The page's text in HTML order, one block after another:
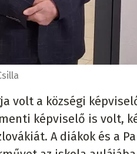
volt a községi
képviselő is volt,
A diákok és a